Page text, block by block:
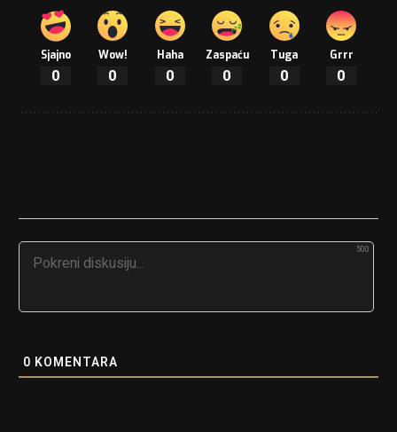
Sjajno
0
Wow!
0
Haha
0
Zaspaću
0
Tuga
0
Grrr
0
500
0 KOMENTARA